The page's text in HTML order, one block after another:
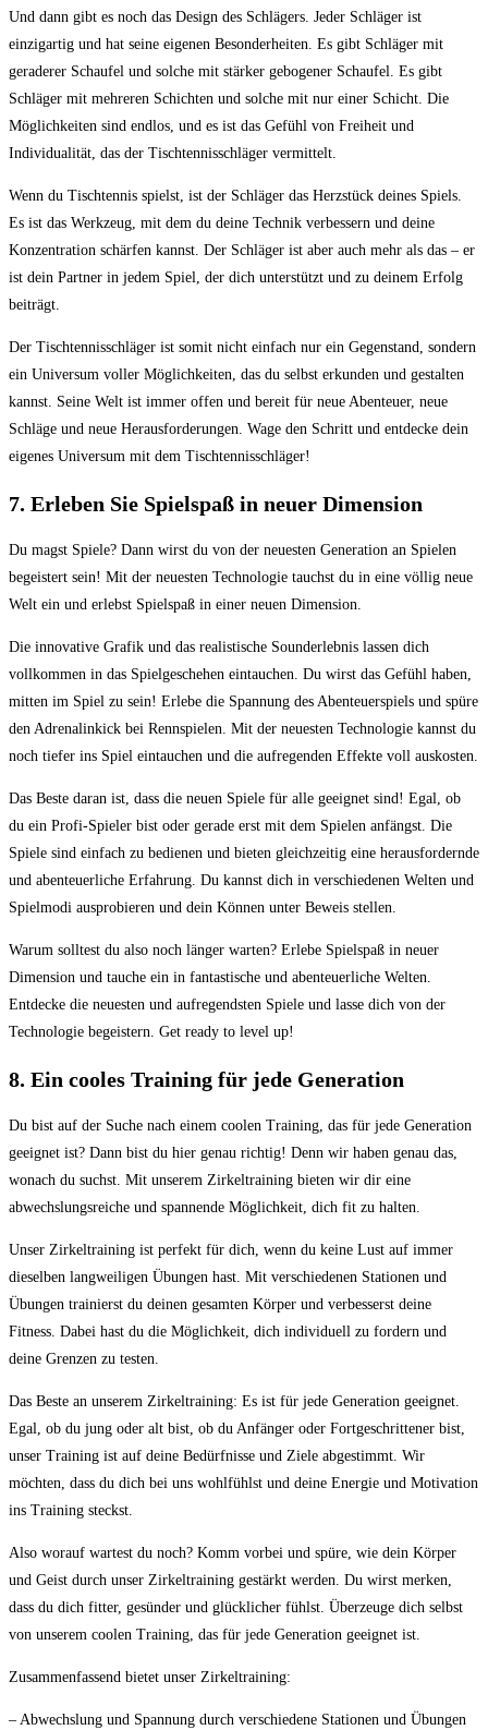
Und dann gibt es noch das Design des Schlägers. Jeder Schläger ist
einzigartig und hat seine eigenen Besonderheiten. Es gibt Schläger mit
geraderer Schaufel und solche mit stärker gebogener Schaufel. Es gibt
Schläger mit mehreren Schichten und solche mit nur einer Schicht. Die
Möglichkeiten sind endlos, und es ist das Gefühl von Freiheit und
Individualität, das der Tischtennisschläger vermittelt.
Wenn du Tischtennis spielst, ist der Schläger das Herzstück deines Spiels.
Es ist das Werkzeug, mit dem du deine Technik verbessern und deine
Konzentration schärfen kannst. Der Schläger ist aber auch mehr als das – er
ist dein Partner in jedem Spiel, der dich unterstützt und zu deinem Erfolg
beiträgt.
Der Tischtennisschläger ist somit nicht einfach nur ein Gegenstand, sondern
ein Universum voller Möglichkeiten, das du selbst erkunden und gestalten
kannst. Seine Welt ist immer offen und bereit für neue Abenteuer, neue
Schläge und neue Herausforderungen. Wage den Schritt und entdecke dein
eigenes Universum mit dem Tischtennisschläger!
7. Erleben Sie Spielspaß in neuer Dimension
Du magst Spiele? Dann wirst du von der neuesten Generation an Spielen
begeistert sein! Mit der neuesten Technologie tauchst du in eine völlig neue
Welt ein und erlebst Spielspaß in einer neuen Dimension.
Die innovative Grafik und das realistische Sounderlebnis lassen dich
vollkommen in das Spielgeschehen eintauchen. Du wirst das Gefühl haben,
mitten im Spiel zu sein! Erlebe die Spannung des Abenteuerspiels und spüre
den Adrenalinkick bei Rennspielen. Mit der neuesten Technologie kannst du
noch tiefer ins Spiel eintauchen und die aufregenden Effekte voll auskosten.
Das Beste daran ist, dass die neuen Spiele für alle geeignet sind! Egal, ob
du ein Profi-Spieler bist oder gerade erst mit dem Spielen anfängst. Die
Spiele sind einfach zu bedienen und bieten gleichzeitig eine herausfordernde
und abenteuerliche Erfahrung. Du kannst dich in verschiedenen Welten und
Spielmodi ausprobieren und dein Können unter Beweis stellen.
Warum solltest du also noch länger warten? Erlebe Spielspaß in neuer
Dimension und tauche ein in fantastische und abenteuerliche Welten.
Entdecke die neuesten und aufregendsten Spiele und lasse dich von der
Technologie begeistern. Get ready to level up!
8. Ein cooles Training für jede Generation
Du bist auf der Suche nach einem coolen Training, das für jede Generation
geeignet ist? Dann bist du hier genau richtig! Denn wir haben genau das,
wonach du suchst. Mit unserem Zirkeltraining bieten wir dir eine
abwechslungsreiche und spannende Möglichkeit, dich fit zu halten.
Unser Zirkeltraining ist perfekt für dich, wenn du keine Lust auf immer
dieselben langweiligen Übungen hast. Mit verschiedenen Stationen und
Übungen trainierst du deinen gesamten Körper und verbesserst deine
Fitness. Dabei hast du die Möglichkeit, dich individuell zu fordern und
deine Grenzen zu testen.
Das Beste an unserem Zirkeltraining: Es ist für jede Generation geeignet.
Egal, ob du jung oder alt bist, ob du Anfänger oder Fortgeschrittener bist,
unser Training ist auf deine Bedürfnisse und Ziele abgestimmt. Wir
möchten, dass du dich bei uns wohlfühlst und deine Energie und Motivation
ins Training steckst.
Also worauf wartest du noch? Komm vorbei und spüre, wie dein Körper
und Geist durch unser Zirkeltraining gestärkt werden. Du wirst merken,
dass du dich fitter, gesünder und glücklicher fühlst. Überzeuge dich selbst
von unserem coolen Training, das für jede Generation geeignet ist.
Zusammenfassend bietet unser Zirkeltraining:
– Abwechslung und Spannung durch verschiedene Stationen und Übungen